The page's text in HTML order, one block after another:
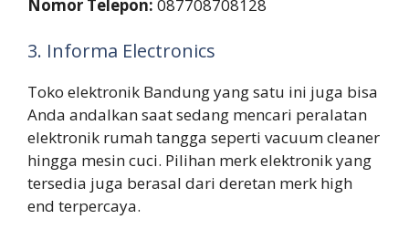
Nomor Telepon: 087708708128
3. Informa Electronics
Toko elektronik Bandung yang satu ini juga bisa
Anda andalkan saat sedang mencari peralatan
elektronik rumah tangga seperti vacuum cleaner
hingga mesin cuci. Pilihan merk elektronik yang
tersedia juga berasal dari deretan merk high
end terpercaya.